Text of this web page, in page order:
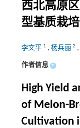
西北高原
型基质栽
李文平 1 , 杨兵丽 2 ,
作者信息 +
High Yield
of Melon-
Cultivation